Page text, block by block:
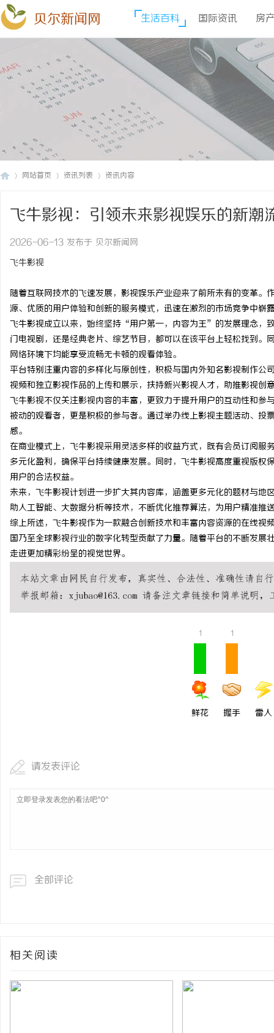
贝尔新闻网 生活百科 国际资讯 房
网站首页 资讯列表 资讯内容
飞牛影视：引领未来影视娱乐的新潮
2026-06-13 发布于 贝尔新闻网
飞牛影视
随着互联网技术的飞速发展，影视娱乐产业迎来了前所未有的变革
源、优质的用户体验和创新的服务模式，迅速在激烈的市场竞争中崭
飞牛影视成立以来，始终坚持“用户第一，内容为王”的发展理念，
门电视剧，还是经典老片、综艺节目，都可以在该平台上轻松找到
网络环境下均能享受流畅无卡顿的观看体验。
平台特别注重内容的多样化与原创性，积极与国内外知名影视制作
视频和独立影视作品的上传和展示，扶持新兴影视人才，助推影视创
飞牛影视不仅关注影视内容的丰富，更致力于提升用户的互动性和
被动的观看者，更是积极的参与者。通过举办线上影视主题活动、
感。
在商业模式上，飞牛影视采用灵活多样的收益方式，既有会员订阅
多元化盈利，确保平台持续健康发展。同时，飞牛影视高度重视版
用户的合法权益。
未来，飞牛影视计划进一步扩大其内容库，涵盖更多元化的题材与
助人工智能、大数据分析等技术，不断优化推荐算法，为用户精准推
综上所述，飞牛影视作为一款融合创新技术和丰富内容资源的在线
国乃至全球影视行业的数字化转型贡献了力量。随着平台的不断发
走进更加精彩纷呈的视觉世界。
1
鲜花
1
握手 雷人
请发表评论
全部评论
相关阅读
温婉灵动，一眼万年！
唇，才是你整张脸的点